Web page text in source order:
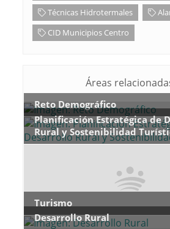
Técnicas Hidrotermales
CID Municipios Centro
Áreas
Reto Demográfico
Planificación Estratégica de
Rural y Sostenibilidad
Turismo
Desarrollo Rural